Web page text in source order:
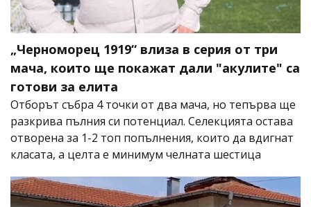
„Черноморец 1919“ влиза в серия от три
мача, които ще покажат дали "акулите" са
готови за елита
Отборът събра 4 точки от два мача, но тепърва ще
разкрива пълния си потенциал. Селекцията остава
отворена за 1-2 топ попълнения, които да вдигнат
класата, а целта е минимум челната шестица